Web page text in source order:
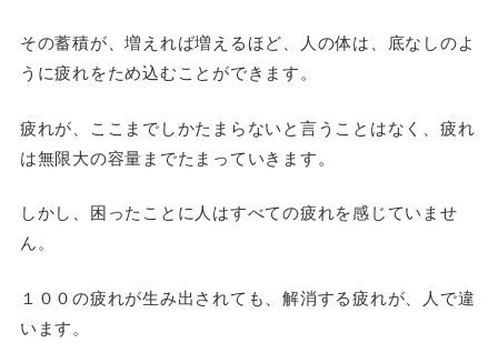
その蓄積が、増えれば増えるほど、人の体は、底なしのよ
うに疲れをため込むことができます。
疲れが、ここまでしかたまらないと言うことはなく、疲れ
は無限大の容量までたまっていきます。
しかし、困ったことに人はすべての疲れを感じていませ
ん。
１００の疲れが生み出されても、解消する疲れが、人で違
います。